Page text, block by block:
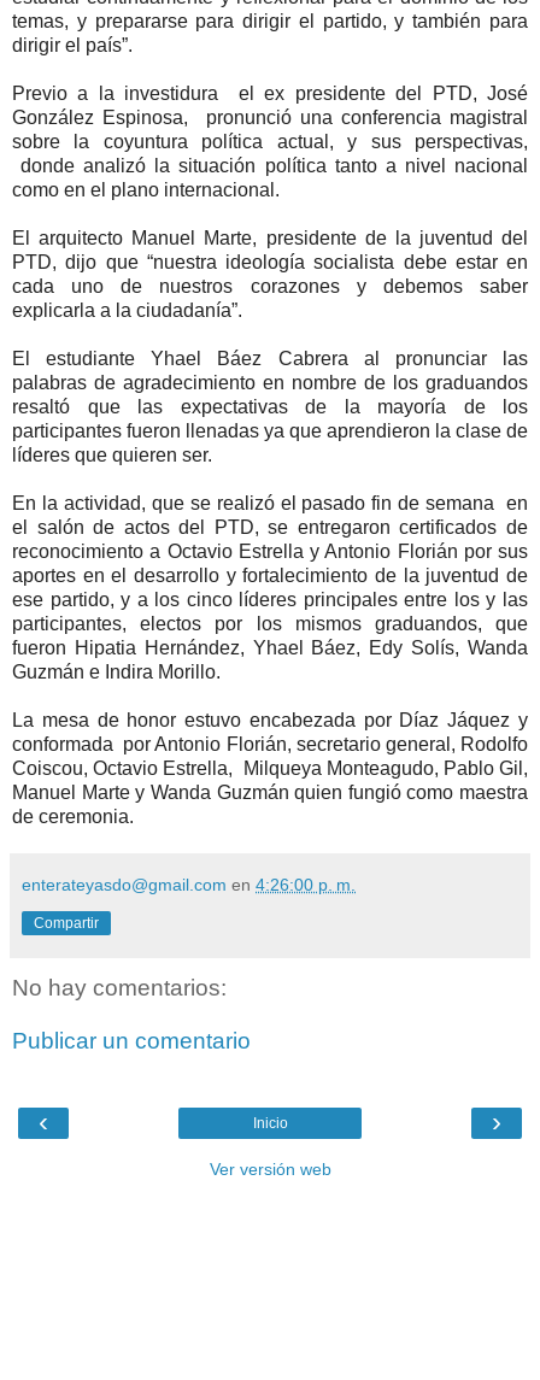
temas, y prepararse para dirigir el partido, y también para
dirigir el país”.
Previo a la investidura el ex presidente del PTD, José
González Espinosa, pronunció una conferencia magistral
sobre la coyuntura política actual, y sus perspectivas,
donde analizó la situación política tanto a nivel nacional
como en el plano internacional.
El arquitecto Manuel Marte, presidente de la juventud del
PTD, dijo que “nuestra ideología socialista debe estar en
cada uno de nuestros corazones y debemos saber
explicarla a la ciudadanía”.
El estudiante Yhael Báez Cabrera al pronunciar las
palabras de agradecimiento en nombre de los graduandos
resaltó que las expectativas de la mayoría de los
participantes fueron llenadas ya que aprendieron la clase de
líderes que quieren ser.
En la actividad, que se realizó el pasado fin de semana en
el salón de actos del PTD, se entregaron certificados de
reconocimiento a Octavio Estrella y Antonio Florián por sus
aportes en el desarrollo y fortalecimiento de la juventud de
ese partido, y a los cinco líderes principales entre los y las
participantes, electos por los mismos graduandos, que
fueron Hipatia Hernández, Yhael Báez, Edy Solís, Wanda
Guzmán e Indira Morillo.
La mesa de honor estuvo encabezada por Díaz Jáquez y
conformada por Antonio Florián, secretario general, Rodolfo
Coiscou, Octavio Estrella, Milqueya Monteagudo, Pablo Gil,
Manuel Marte y Wanda Guzmán quien fungió como maestra
de ceremonia.
enterateyasdo@gmail.com en 4:26:00 p. m.
Compartir
No hay comentarios:
Publicar un comentario
‹ ›
Inicio
Ver versión web